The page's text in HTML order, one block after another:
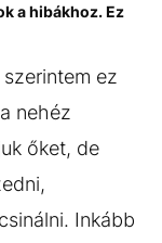
a hibákhoz. Ez
ez
nehéz
őket, de
Inkább